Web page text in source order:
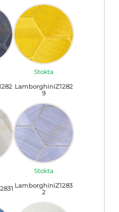
Stokta
LamborghiniZ1282
9
Stokta
LamborghiniZ1283
2